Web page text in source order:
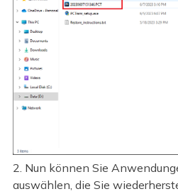
2. Nun können Sie
auswählen, die Sie